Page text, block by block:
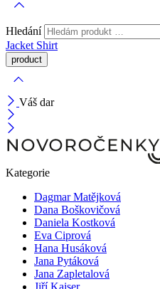
Hledání
Jacket Shirt
Váš dar
Kategorie
Dagmar Matějková
Dana Boškovičová
Daniela Kostková
Eva Ciprová
Hana Husáková
Jana Pytáková
Jana Zapletalová